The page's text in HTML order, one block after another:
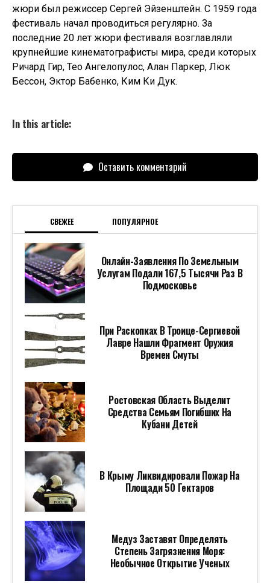
жюри был режиссер Сергей Эйзенштейн. С 1959 года
фестиваль начал проводиться регулярно. За
последние 20 лет жюри фестиваля возглавляли
крупнейшие кинематографисты мира, среди которых
Ричард Гир, Тео Ангелопулос, Алан Паркер, Люк
Бессон, Эктор Бабенко, Ким Ки Дук.
In this article:
Оставить комментарий
СВЕЖЕЕ ПОПУЛЯРНОЕ
Онлайн-Заявления По Земельным
Услугам Подали 167,5 Тысячи Раз В
Подмосковье
При Раскопках В Троице-Сергиевой
Лавре Нашли Фрагмент Оружия
Времен Смуты
Ростовская Область Выделит
Средства Семьям Погибших На
Кубани Детей
В Крыму Ликвидировали Пожар На
Площади 50 Гектаров
Медуз Заставят Определять
Степень Загрязнения Моря:
Необычное Открытие Ученых